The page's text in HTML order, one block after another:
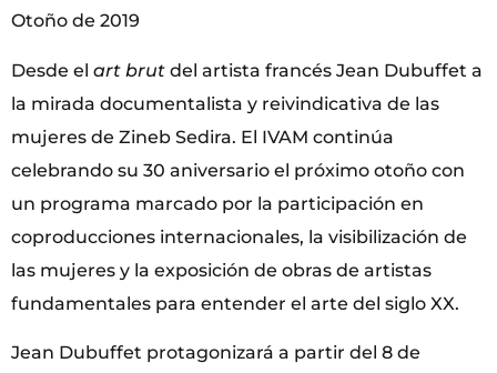
Otoño de 2019
Desde el art brut del artista francés Jean Dubuffet a
la mirada documentalista y reivindicativa de las
mujeres de Zineb Sedira. El IVAM continúa
celebrando su 30 aniversario el próximo otoño con
un programa marcado por la participación en
coproducciones internacionales, la visibilización de
las mujeres y la exposición de obras de artistas
fundamentales para entender el arte del siglo XX.
Jean Dubuffet protagonizará a partir del 8 de